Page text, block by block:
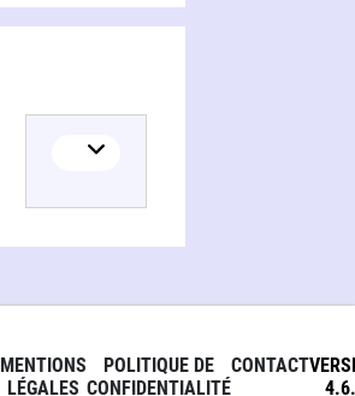
MENTIONS
LÉGALES
POLITIQUE DE
CONFIDENTIALITÉ
CONTACT